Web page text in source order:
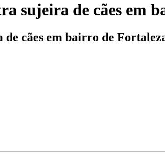
sujeira de cães em
cães em bairro de